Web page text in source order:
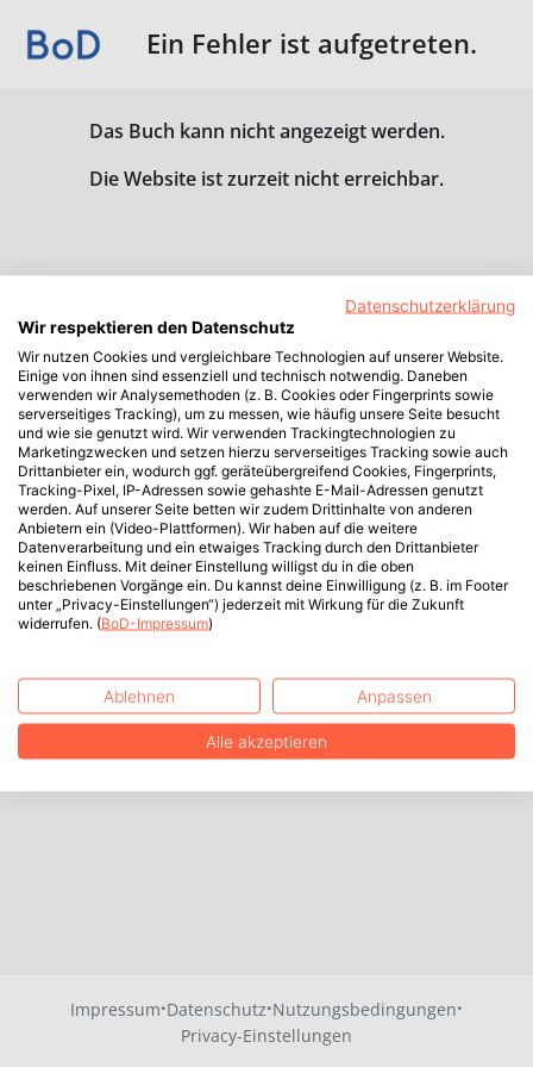
Ein Fehler ist aufgetreten.
Das Buch kann nicht angezeigt werden.
Die Website ist zurzeit nicht erreichbar.
Impressum·Datenschutz·Nutzungsbedingungen·
Privacy-Einstellungen
Datenschutzerklärung
Wir respektieren den Datenschutz
Wir nutzen Cookies und vergleichbare Technologien auf unserer Website.
Einige von ihnen sind essenziell und technisch notwendig. Daneben
verwenden wir Analysemethoden (z. B. Cookies oder Fingerprints sowie
serverseitiges Tracking), um zu messen, wie häufig unsere Seite besucht
und wie sie genutzt wird. Wir verwenden Trackingtechnologien zu
Marketingzwecken und setzen hierzu serverseitiges Tracking sowie auch
Drittanbieter ein, wodurch ggf. geräteübergreifend Cookies, Fingerprints,
Tracking-Pixel, IP-Adressen sowie gehashte E-Mail-Adressen genutzt
werden. Auf unserer Seite betten wir zudem Drittinhalte von anderen
Anbietern ein (Video-Plattformen). Wir haben auf die weitere
Datenverarbeitung und ein etwaiges Tracking durch den Drittanbieter
keinen Einfluss. Mit deiner Einstellung willigst du in die oben
beschriebenen Vorgänge ein. Du kannst deine Einwilligung (z. B. im Footer
unter „Privacy-Einstellungen“) jederzeit mit Wirkung für die Zukunft
widerrufen. (BoD-Impressum)
Ablehnen Anpassen
Alle akzeptieren